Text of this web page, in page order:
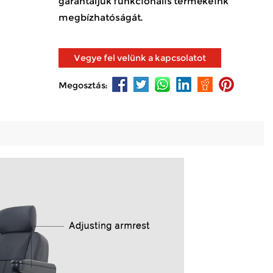
megbízhatóságát.
Vegye fel velünk a kapcsolatot
Megosztás: